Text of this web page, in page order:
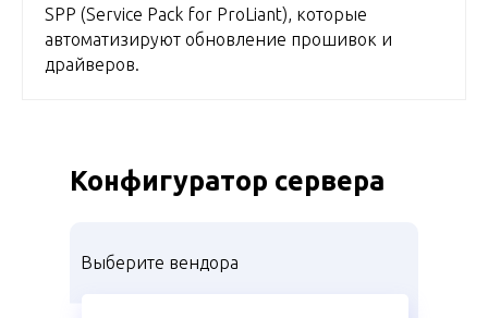
SPP (Service Pack for ProLiant), которые
автоматизируют обновление прошивок и
драйверов.
Выберите вендора
Конфигуратор сервера